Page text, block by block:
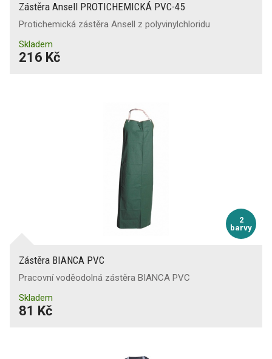
Zástěra Ansell PROTICHEMICKÁ PVC-45
Protichemická zástěra Ansell z polyvinylchloridu
Skladem
216 Kč
2
barvy
Zástěra BIANCA PVC
Pracovní voděodolná zástěra BIANCA PVC
Skladem
81 Kč